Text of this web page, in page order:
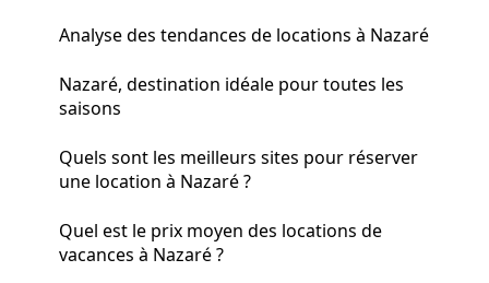
Analyse des tendances de locations à Nazaré
Nazaré, destination idéale pour toutes les
saisons
Quels sont les meilleurs sites pour réserver
une location à Nazaré ?
Quel est le prix moyen des locations de
vacances à Nazaré ?